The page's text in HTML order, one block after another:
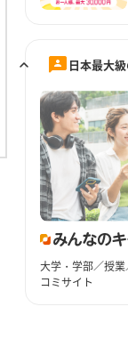
日本最大
大学・学部／授
コミサイト